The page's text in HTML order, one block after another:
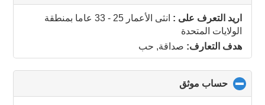
to
collapse
contents
اريد التعرف على : انثى الأعمار 25 - 33 عاما
بمنطقة
الولايات المتحدة
هدف التعارف: صداقة, حب
حساب موثق
to